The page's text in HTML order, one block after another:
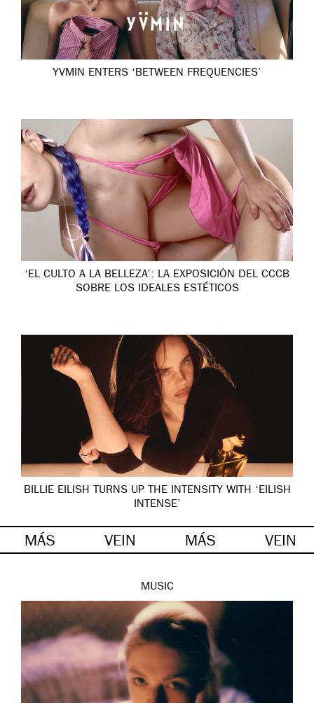
YVMIN ENTERS ‘BETWEEN FREQUENCIES’
‘EL CULTO A LA BELLEZA’: LA EXPOSICIÓN DEL CCCB
SOBRE LOS IDEALES ESTÉTICOS
BILLIE EILISH TURNS UP THE INTENSITY WITH ‘EILISH
INTENSE’
MÁS VEIN MÁS VEIN
MUSIC